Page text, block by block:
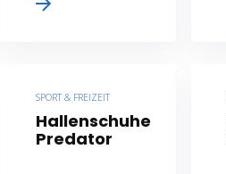
SPORT & FREIZEIT
Hallenschuhe
Predator